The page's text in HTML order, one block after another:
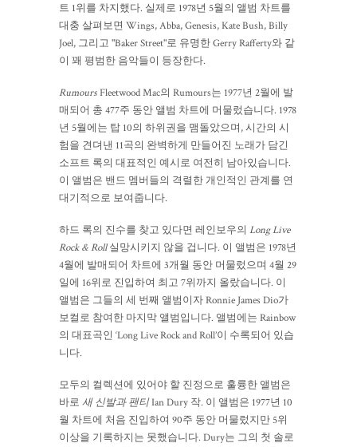
트 1위를 차지했다. 실제로 1978년 5월의 앨범 차트를
대충 살펴보면 Wings, Abba, Genesis, Kate Bush, Billy
Joel, 그리고 "Baker Street"로 유명한 Gerry Rafferty와 같
이 꽤 평범한 음악들이 등장한다.
RumoursFleetwood Mac의 Rumours는 1977년 2월에 발
매되어 총 477주 동안 앨범 차트에 머물렀습니다. 1978
년 5월에는 탑 10의 하위권을 맴돌았으며, 시간의 시
험을 견뎌낸 11곡의 완벽하게 만들어진 노래가 담긴
소프트 록의 대표적인 예시로 여전히 남아있습니다.
이 앨범은 밴드 멤버들의 격렬한 개인적인 관계를 연
대기적으로 보여줍니다.
하드 록의 진수를 찾고 있다면 레인보우의 Long Live
Rock & Roll실망시키지 않을 겁니다. 이 앨범은 1978년
4월에 발매되어 차트에 3개월 동안 머물렀으며 4월 29
일에 16위로 진입하여 최고 7위까지 올랐습니다. 이
앨범은 그들의 세 번째 앨범이자 Ronnie James Dio가
보컬로 참여한 마지막 앨범입니다. 앨범에는 Rainbow
의 대표곡인 ‘Long Live Rock and Roll’이 수록되어 있습
니다.
모두의 컬렉션에 있어야 할 진정으로 훌륭한 앨범은
바로 새 신발과 팬티Ian Dury 작. 이 앨범은 1977년 10
월 차트에 처음 진입하여 90주 동안 머물렀지만 5위
이상을 기록하지는 못했습니다. Dury는 그의 첫 솔로